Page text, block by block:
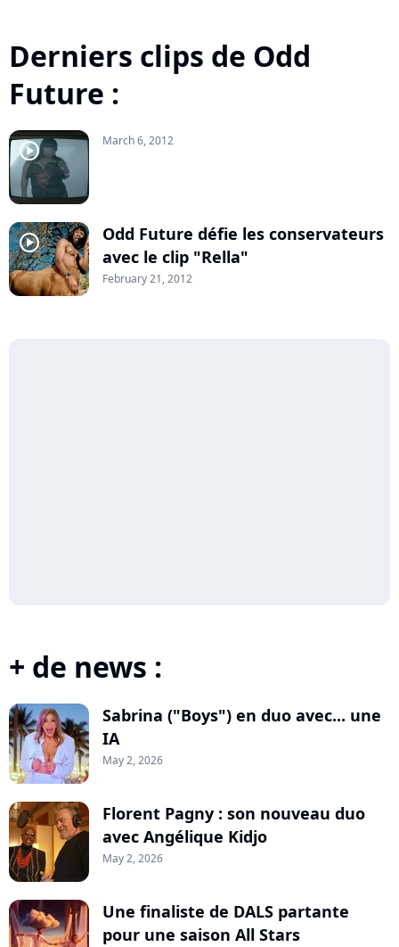
Derniers clips de Odd
Future :
player2 March 6, 2012
player2
Odd Future défie les conservateurs
avec le clip "Rella"
February 21, 2012
+ de news :
Sabrina ("Boys") en duo avec... une
IA
May 2, 2026
Florent Pagny : son nouveau duo
avec Angélique Kidjo
May 2, 2026
Une finaliste de DALS partante
pour une saison All Stars